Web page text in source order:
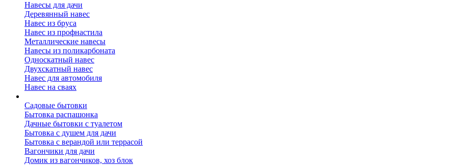
Навесы для дачи
Деревянный навес
Навес из бруса
Навес из профнастила
Металлические навесы
Навесы из поликарбоната
Односкатный навес
Двухскатный навес
Навес для автомобиля
Навес на сваях
Садовые бытовки
Бытовка распашонка
Дачные бытовки с туалетом
Бытовка с душем для дачи
Бытовка с верандой или террасой
Вагончики для дачи
Домик из вагончиков, хоз блок